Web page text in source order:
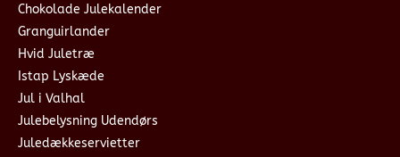
Chokolade Julekalender
Granguirlander
Hvid Juletræ
Istap Lyskæde
Jul i Valhal
Julebelysning Udendørs
Juledækkeservietter